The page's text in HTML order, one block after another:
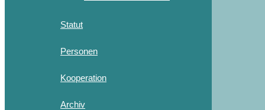
Statut
Personen
Kooperation
Archiv